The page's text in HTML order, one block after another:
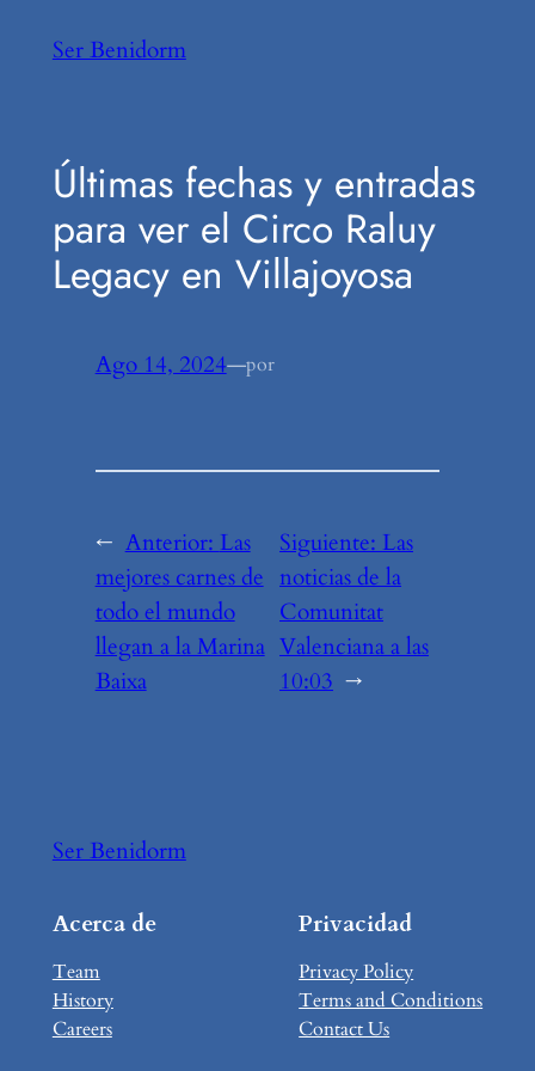
Ser Benidorm
Últimas fechas y entradas
para ver el Circo Raluy
Legacy en Villajoyosa
Ago 14, 2024—por
← Anterior: Las
mejores carnes de
todo el mundo
llegan a la Marina
Baixa
Siguiente: Las
noticias de la
Comunitat
Valenciana a las
10:03 →
Ser Benidorm
Acerca de
Team
History
Careers
Privacidad
Privacy Policy
Terms and Conditions
Contact Us